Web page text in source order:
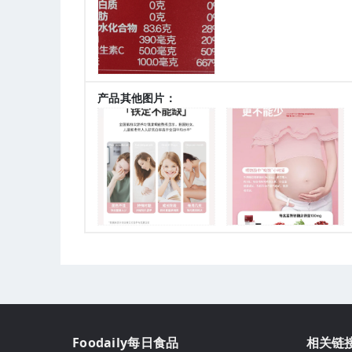
产品其他图片：
Foodaily每日食品 相关链